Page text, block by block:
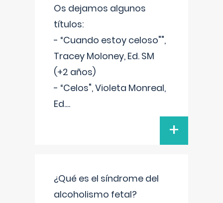
Os dejamos algunos
títulos:
- “Cuando estoy celoso"",
Tracey Moloney, Ed. SM
(+2 años)
- “Celos", Violeta Monreal,
Ed....
+
¿Qué es el síndrome del
alcoholismo fetal?